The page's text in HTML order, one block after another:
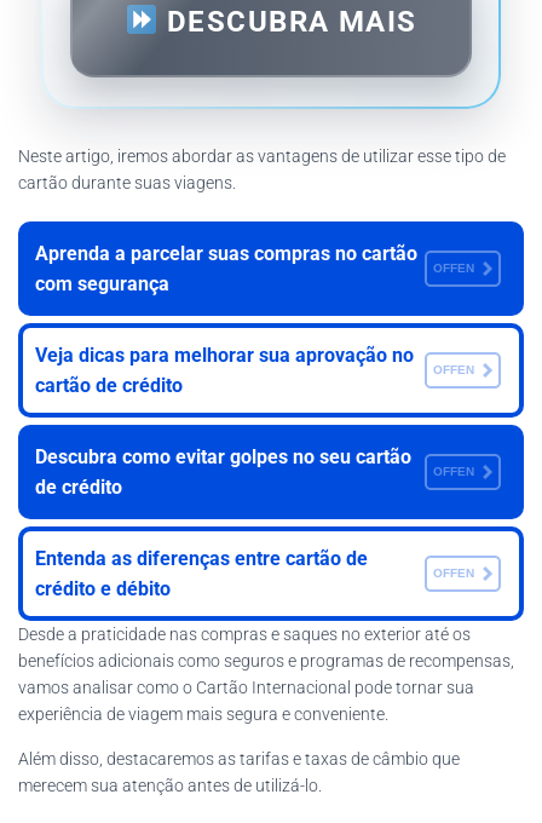
DESCUBRA MAIS
Neste artigo, iremos abordar as vantagens de utilizar esse tipo de
cartão durante suas viagens.
Aprenda a parcelar suas compras no cartão
com segurança
OFFEN
Veja dicas para melhorar sua aprovação no
cartão de crédito
OFFEN
Descubra como evitar golpes no seu cartão
de crédito
OFFEN
Entenda as diferenças entre cartão de
crédito e débito
OFFEN
Desde a praticidade nas compras e saques no exterior até os
benefícios adicionais como seguros e programas de recompensas,
vamos analisar como o Cartão Internacional pode tornar sua
experiência de viagem mais segura e conveniente.
Além disso, destacaremos as tarifas e taxas de câmbio que
merecem sua atenção antes de utilizá-lo.